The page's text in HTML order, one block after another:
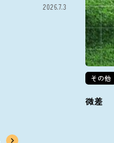
2026.7.3
その他
微差